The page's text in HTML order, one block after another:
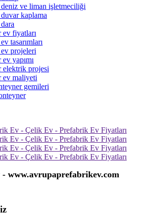
ve liman işletmeciliği
kaplama
ev fiyatları
tasarımları
projeleri
yapımı
elektrik projesi
ev maliyeti
gemileri
www.avrupaprefabrikev.com